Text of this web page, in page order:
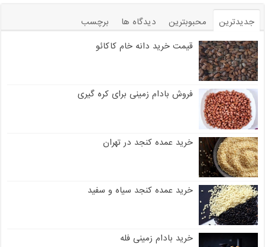
جدیدترین محبوبترین دیدگاه ها
برچسب
قیمت خرید دانه خام کاکائو
فروش بادام زمینی برای کره گیری
خرید عمده کنجد در تهران
خرید عمده کنجد سیاه و سفید
خرید بادام زمینی فله